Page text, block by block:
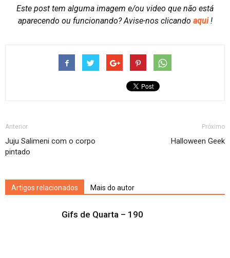
Este post tem alguma imagem e/ou video que não está
aparecendo ou funcionando? Avise-nos clicando aqui!
Anterior
Juju Salimeni com o corpo
pintado
Próximo
Halloween Geek
Artigos relacionados Mais do autor
Gifs de Quarta – 190